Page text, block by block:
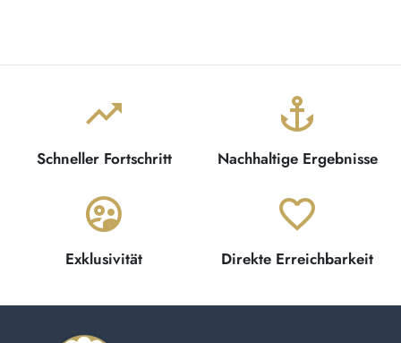
trending_up
Schneller Fortschritt
anchor
Nachhaltige Ergebnisse
supervised_user_circle
Exklusivität
favorite_border
Direkte Erreichbarkeit